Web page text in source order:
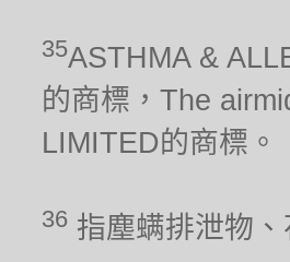
35ASTHMA &
的商標，The
LIMITED的商標。
36 指塵螨排泄物